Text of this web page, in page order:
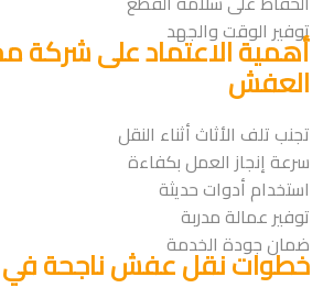
توفير الوقت والجهد
أهمية الاعتماد على شركة
العفش
تجنب تلف الأثاث أثناء النقل
سرعة إنجاز العمل بكفاءة
استخدام أدوات حديثة
توفير عمالة مدربة
ضمان جودة الخدمة
خطوات نقل عفش ناجحة في